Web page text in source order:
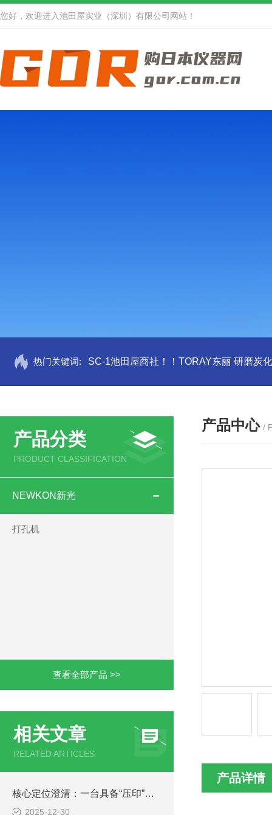
您好，欢迎进入池田屋实业（深圳）有限公司网站！
热门关键词: SC-1池田屋商社！！TORAY东丽 研磨炭
产品分类
PRODUCT CLASSIFICATION
NEWKON新光
打孔机
查看全部产品 >>
相关文章
RELATED ARTICLES
核心定位澄清：一台具备“压印”功能的精密打孔机
2025-12-30
产品中心 /
产品详情